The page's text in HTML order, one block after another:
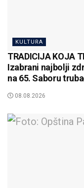
KULTURA
TRADICIJA KOJA
Izabrani najbolji
na 65. Saboru
08.08.2026